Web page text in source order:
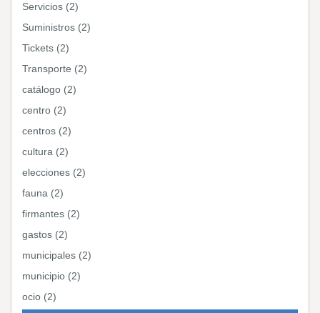
Servicios (2)
Suministros (2)
Tickets (2)
Transporte (2)
catálogo (2)
centro (2)
centros (2)
cultura (2)
elecciones (2)
fauna (2)
firmantes (2)
gastos (2)
municipales (2)
municipio (2)
ocio (2)